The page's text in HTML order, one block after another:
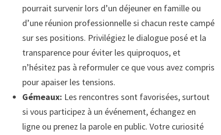
pourrait survenir lors d’un déjeuner en famille ou
d’une réunion professionnelle si chacun reste campé
sur ses positions. Privilégiez le dialogue posé et la
transparence pour éviter les quiproquos, et
n’hésitez pas à reformuler ce que vous avez compris
pour apaiser les tensions.
Gémeaux: Les rencontres sont favorisées, surtout
si vous participez à un événement, échangez en
ligne ou prenez la parole en public. Votre curiosité